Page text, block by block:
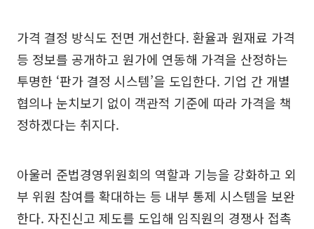
가격 결정 방식도 전면 개선한다. 환율과 원재료 가격
등 정보를 공개하고 원가에 연동해 가격을 산정하는
투명한 ‘판가 결정 시스템’을 도입한다. 기업 간 개별
협의나 눈치보기 없이 객관적 기준에 따라 가격을 책
정하겠다는 취지다.
아울러 준법경영위원회의 역할과 기능을 강화하고 외
부 위원 참여를 확대하는 등 내부 통제 시스템을 보완
한다. 자진신고 제도를 도입해 임직원의 경쟁사 접촉